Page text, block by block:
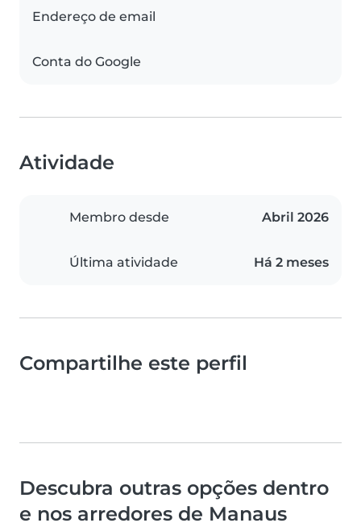
Endereço de email
Conta do Google
Atividade
Membro desde Abril 2026
Última atividade Há 2 meses
Compartilhe este perfil
Descubra outras opções dentro
e nos arredores de Manaus